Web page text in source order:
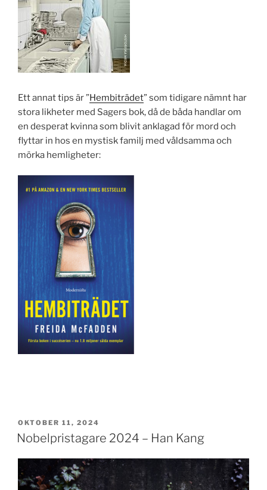
Ett annat tips är ”Hembiträdet” som tidigare nämnt har
stora likheter med Sagers bok, då de båda handlar om
en desperat kvinna som blivit anklagad för mord och
flyttar in hos en mystisk familj med våldsamma och
mörka hemligheter:
PUBLICERAT
OKTOBER 11, 2024
Nobelpristagare 2024 – Han Kang